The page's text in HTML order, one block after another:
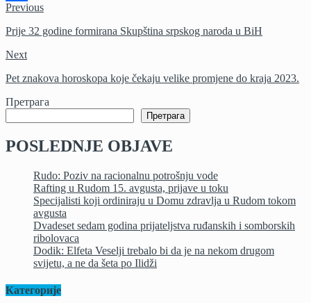
Share
Previous
Prije 32 godine formirana Skupština srpskog naroda u BiH
Next
Pet znakova horoskopa koje čekaju velike promjene do kraja 2023.
Претрага
Претрага
POSLEDNJE OBJAVE
Rudo: Poziv na racionalnu potrošnju vode
Rafting u Rudom 15. avgusta, prijave u toku
Specijalisti koji ordiniraju u Domu zdravlja u Rudom tokom
avgusta
Dvadeset sedam godina prijateljstva ruđanskih i somborskih
ribolovaca
Dodik: Elfeta Veselji trebalo bi da je na nekom drugom
svijetu, a ne da šeta po Ilidži
Категорије